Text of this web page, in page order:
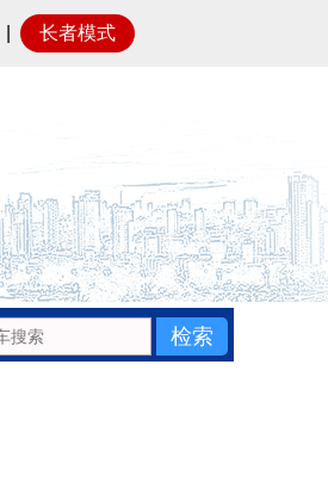
长者模式